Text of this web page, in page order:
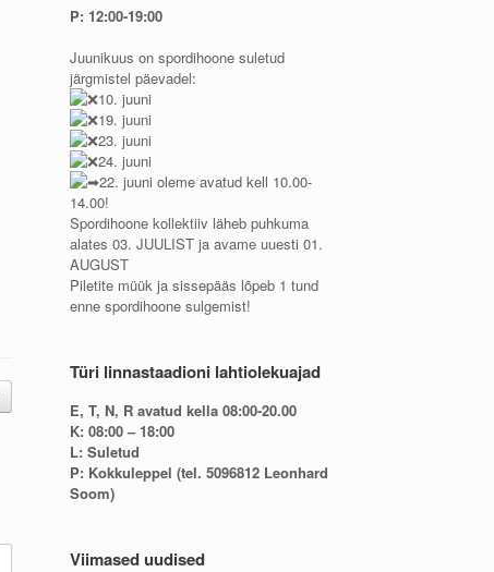
P: 12:00-19:00
Juunikuus on spordihoone suletud
järgmistel päevadel:
10. juuni
19. juuni
23. juuni
24. juuni
22. juuni oleme avatud kell 10.00-
14.00!
Spordihoone kollektiiv läheb puhkuma
alates 03. JUULIST ja avame uuesti 01.
AUGUST
Piletite müük ja sissepääs lõpeb 1 tund
enne spordihoone sulgemist!
Türi linnastaadioni lahtiolekuajad
E, T, N, R avatud kella 08:00-20.00
K: 08:00 – 18:00
L: Suletud
P: Kokkuleppel (tel. 5096812 Leonhard
Soom)
Viimased uudised